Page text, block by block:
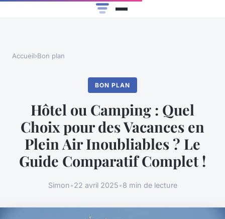
Accueil›Bon plan
BON PLAN
Hôtel ou Camping : Quel
Choix pour des Vacances en
Plein Air Inoubliables ? Le
Guide Comparatif Complet !
Simon•22 avril 2025•8 min de lecture